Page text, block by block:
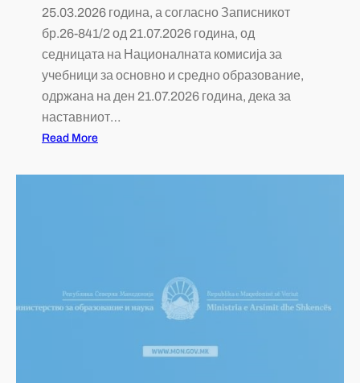
25.03.2026 година, а согласно Записникот
бр.26-841/2 од 21.07.2026 година, од
седницата на Националната комисија за
учебници за основно и средно образование,
одржана на ден 21.07.2026 година, дека за
наставниот…
Read More